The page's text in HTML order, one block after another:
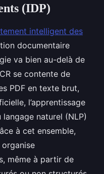
(IDP)
intelligent des
documentaire
va bien au-delà de
se contente de
PDF en texte brut,
l’apprentissage
naturel (NLP)
à cet ensemble,
organise
même à partir de